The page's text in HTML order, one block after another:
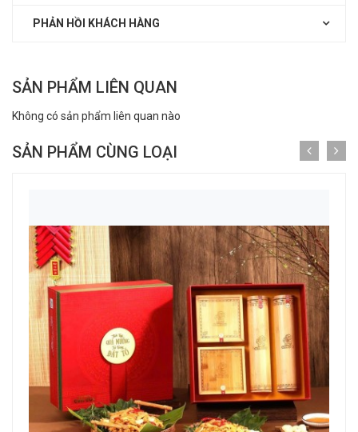
PHẢN HỒI KHÁCH HÀNG
SẢN PHẨM LIÊN QUAN
Không có sản phẩm liên quan nào
SẢN PHẨM CÙNG LOẠI